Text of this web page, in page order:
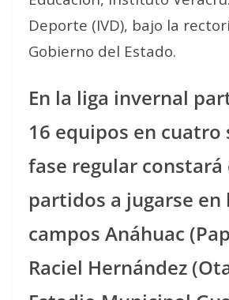
Deporte (IVD), bajo la
Gobierno del Estado.
En la liga invernal
16 equipos en cuatro
fase regular constará
partidos a jugarse en
campos Anáhuac
Raciel Hernández